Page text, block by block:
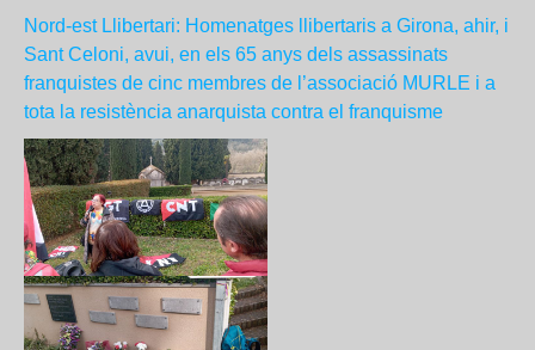
Nord-est Llibertari: Homenatges llibertaris a Girona, ahir, i
Sant Celoni, avui, en els 65 anys dels assassinats
franquistes de cinc membres de l’associació MURLE i a
tota la resistència anarquista contra el franquisme